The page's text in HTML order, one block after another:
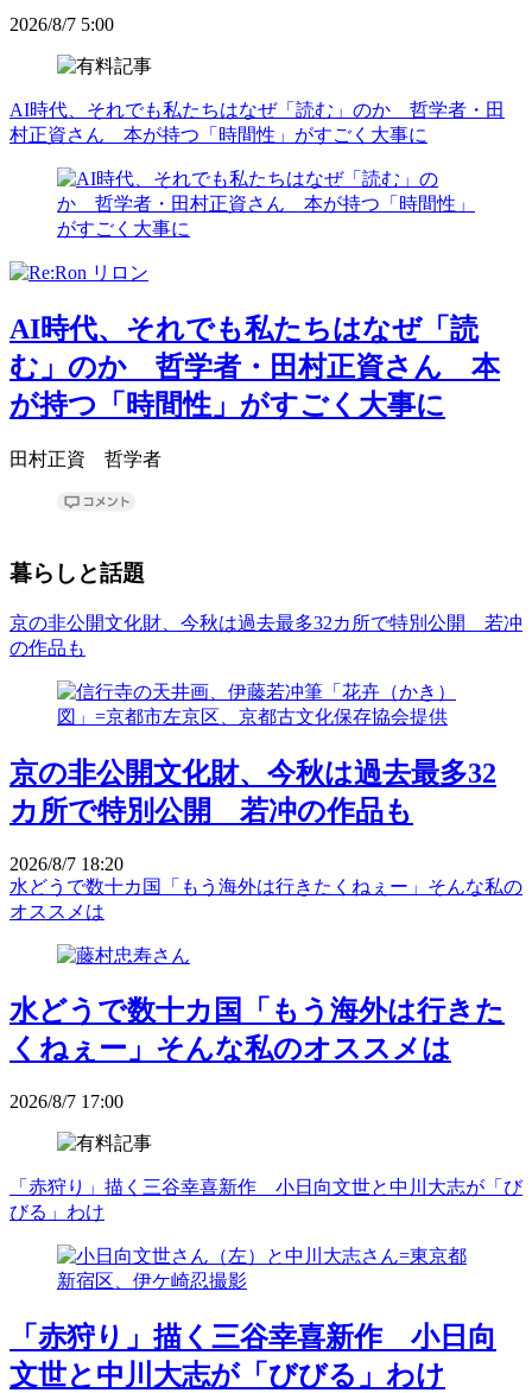
2026/8/7 5:00
AI時代、それでも私たちはなぜ「読む」のか 哲学者・田
村正資さん 本が持つ「時間性」がすごく大事に
AI時代、それでも私たちはなぜ「読
む」のか 哲学者・田村正資さん 本
が持つ「時間性」がすごく大事に
田村正資 哲学者
暮らしと話題
京の非公開文化財、今秋は過去最多32カ所で特別公開 若冲
の作品も
京の非公開文化財、今秋は過去最多32
カ所で特別公開 若冲の作品も
2026/8/7 18:20
水どうで数十カ国「もう海外は行きたくねぇー」そんな私の
オススメは
水どうで数十カ国「もう海外は行きた
くねぇー」そんな私のオススメは
2026/8/7 17:00
「赤狩り」描く三谷幸喜新作 小日向文世と中川大志が「び
びる」わけ
「赤狩り」描く三谷幸喜新作 小日向
文世と中川大志が「びびる」わけ